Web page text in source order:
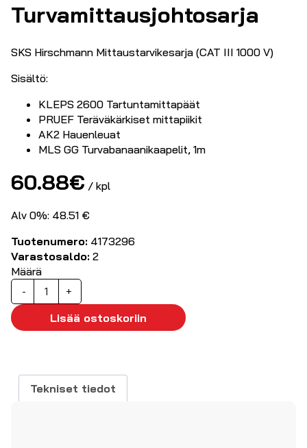
Turvamittausjohtosarja
SKS Hirschmann Mittaustarvikesarja (CAT III 1000 V)
Sisältö:
KLEPS 2600 Tartuntamittapäät
PRUEF Teräväkärkiset mittapiikit
AK2 Hauenleuat
MLS GG Turvabanaanikaapelit, 1m
60.88€ / kpl
Alv 0%: 48.51 €
Tuotenumero: 4173296
Varastosaldo: 2
Määrä
-
PMS2600
Turvamittausjohtosarja
määrä
+
Lisää ostoskoriin
Tekniset tiedot